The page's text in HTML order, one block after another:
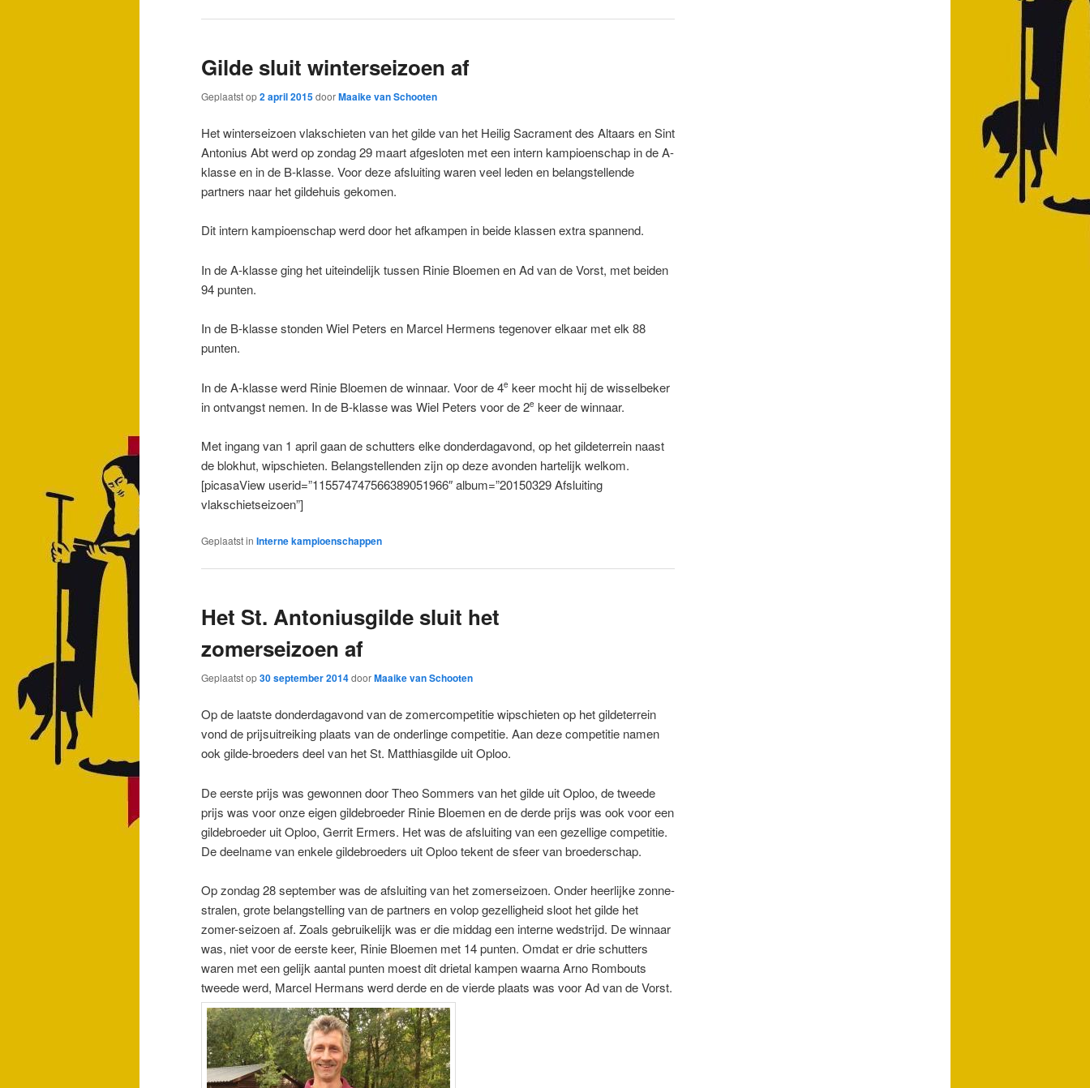
Gilde sluit winterseizoen af
Geplaatst op2 april 2015doorMaaike van Schooten
Het winterseizoen vlakschieten van het gilde van het Heilig Sacrament des Altaars en Sint
Antonius Abt werd op zondag 29 maart afgesloten met een intern kampioenschap in de A-
klasse en in de B-klasse. Voor deze afsluiting waren veel leden en belangstellende
partners naar het gildehuis gekomen.
Dit intern kampioenschap werd door het afkampen in beide klassen extra spannend.
In de A-klasse ging het uiteindelijk tussen Rinie Bloemen en Ad van de Vorst, met beiden
94 punten.
In de B-klasse stonden Wiel Peters en Marcel Hermens tegenover elkaar met elk 88
punten.
In de A-klasse werd Rinie Bloemen de winnaar. Voor de 4e keer mocht hij de wisselbeker
in ontvangst nemen. In de B-klasse was Wiel Peters voor de 2e keer de winnaar.
Met ingang van 1 april gaan de schutters elke donderdagavond, op het gildeterrein naast
de blokhut, wipschieten. Belangstellenden zijn op deze avonden hartelijk welkom.
[picasaView userid=”115574747566389051966″ album=”20150329 Afsluiting
vlakschietseizoen”]
Geplaatst in Interne kampioenschappen
Het St. Antoniusgilde sluit het
zomerseizoen af
Geplaatst op30 september 2014doorMaaike van Schooten
Op de laatste donderdagavond van de zomercompetitie wipschieten op het gildeterrein
vond de prijsuitreiking plaats van de onderlinge competitie. Aan deze competitie namen
ook gilde-broeders deel van het St. Matthiasgilde uit Oploo.
De eerste prijs was gewonnen door Theo Sommers van het gilde uit Oploo, de tweede
prijs was voor onze eigen gildebroeder Rinie Bloemen en de derde prijs was ook voor een
gildebroeder uit Oploo, Gerrit Ermers. Het was de afsluiting van een gezellige competitie.
De deelname van enkele gildebroeders uit Oploo tekent de sfeer van broederschap.
Op zondag 28 september was de afsluiting van het zomerseizoen. Onder heerlijke zonne-
stralen, grote belangstelling van de partners en volop gezelligheid sloot het gilde het
zomer-seizoen af. Zoals gebruikelijk was er die middag een interne wedstrijd. De winnaar
was, niet voor de eerste keer, Rinie Bloemen met 14 punten. Omdat er drie schutters
waren met een gelijk aantal punten moest dit drietal kampen waarna Arno Rombouts
tweede werd, Marcel Hermans werd derde en de vierde plaats was voor Ad van de Vorst.